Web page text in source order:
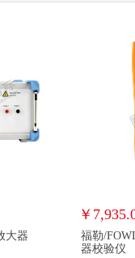
日置/HIOKI
HUATAI 华为/
杭州联测/
林创/
优倍电气/
大器
￥
福勒/
器校验仪